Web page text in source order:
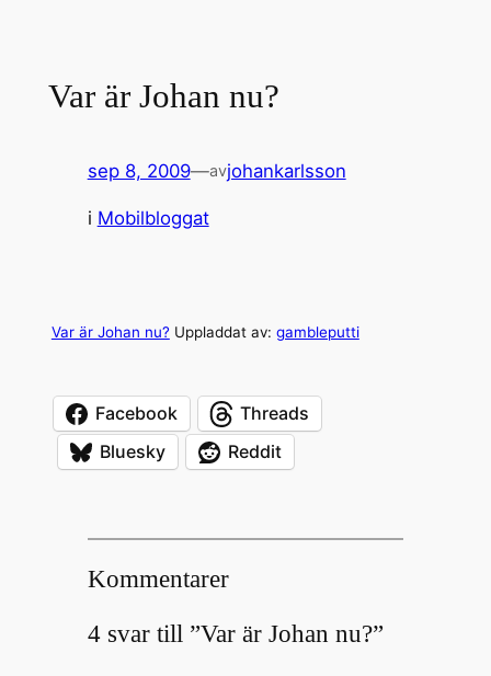
Var är Johan nu?
sep 8, 2009—avjohankarlsson
i Mobilbloggat
Var är Johan nu? Uppladdat av: gambleputti
Facebook
Threads
Bluesky
Reddit
Kommentarer
4 svar till ”Var är Johan nu?”